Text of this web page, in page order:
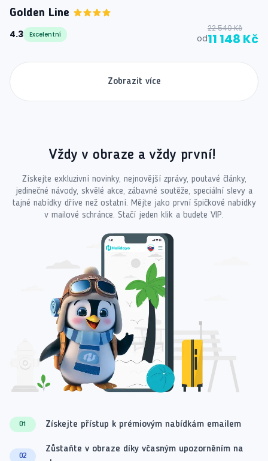
Golden Line
4.3
Excelentní od
22 540 Kč
11 148 Kč
Zobrazit více
Vždy v obraze a vždy první!
Získejte exkluzivní novinky, nejnovější zprávy, poutavé články,
jedinečné návody, skvělé akce, zábavné soutěže, speciální slevy a
tajné nabídky dříve než ostatní. Mějte jako první špičkové nabídky
v mailové schránce. Stačí jeden klik a budete VIP.
01 Získejte přístup k prémiovým nabídkám emailem
02
Zůstaňte v obraze díky včasným upozorněním na